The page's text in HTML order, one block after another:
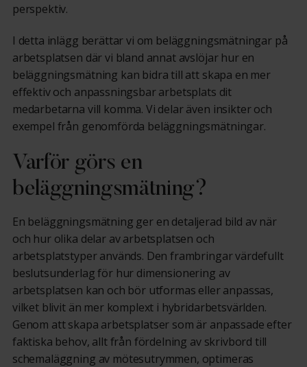
perspektiv.
I detta inlägg berättar vi om beläggningsmätningar på
arbetsplatsen där vi bland annat avslöjar hur en
beläggningsmätning kan bidra till att skapa en mer
effektiv och anpassningsbar arbetsplats dit
medarbetarna vill komma. Vi delar även insikter och
exempel från genomförda beläggningsmätningar.
Varför görs en
beläggningsmätning?
En beläggningsmätning ger en detaljerad bild av när
och hur olika delar av arbetsplatsen och
arbetsplatstyper används. Den frambringar värdefullt
beslutsunderlag för hur dimensionering av
arbetsplatsen kan och bör utformas eller anpassas,
vilket blivit än mer komplext i hybridarbetsvärlden.
Genom att skapa arbetsplatser som är anpassade efter
faktiska behov, allt från fördelning av skrivbord till
schemaläggning av mötesutrymmen, optimeras